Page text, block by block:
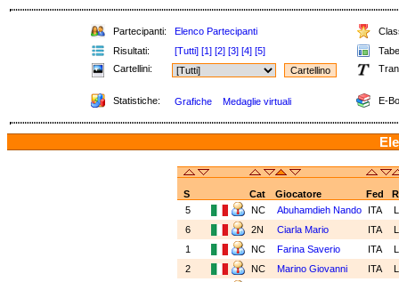
Partecipanti: Elenco Partecipanti
Risultati:
[Tutti] [1] [2] [3] [4] [5]
Cartellini:
Statistiche: Grafiche Medaglie virtuali E-
S Cat Giocatore Fed
5
NC Abuhamdieh Nando ITA
6
2N Ciarla Mario ITA
1
NC Farina Saverio ITA
2
NC Marino Giovanni ITA